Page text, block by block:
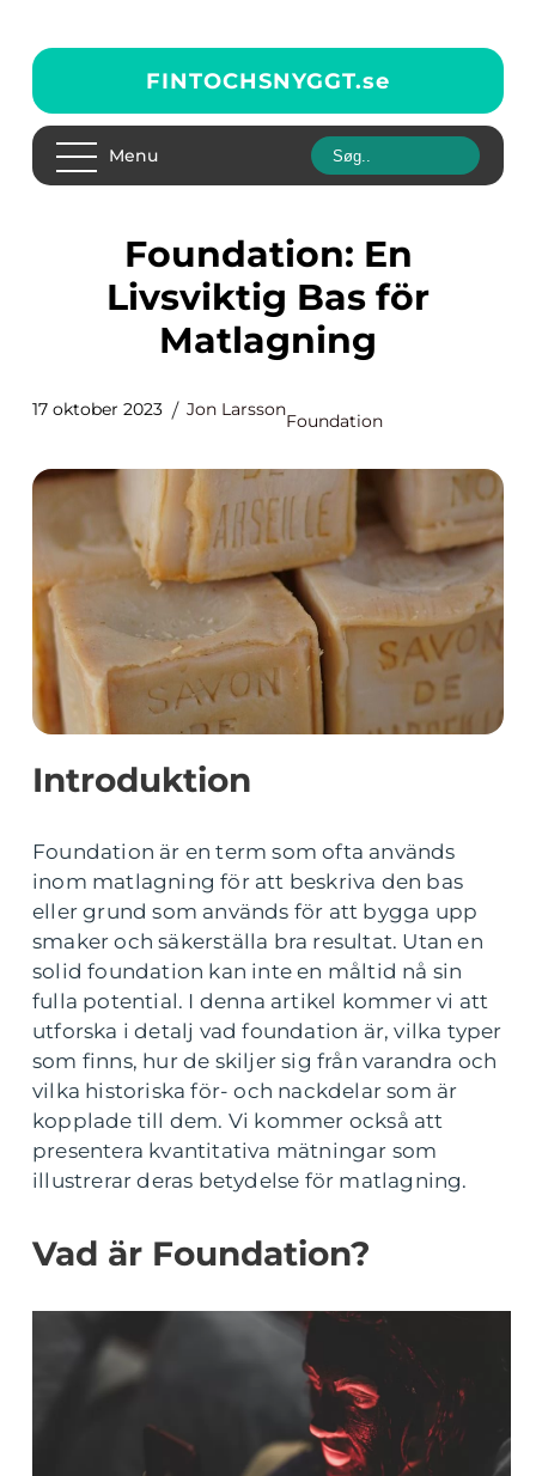
FINTOCHSNYGGT.se
Menu
Foundation: En
Livsviktig Bas för
Matlagning
17 oktober 2023 Jon Larsson
Foundation
Introduktion
Foundation är en term som ofta används
inom matlagning för att beskriva den bas
eller grund som används för att bygga upp
smaker och säkerställa bra resultat. Utan en
solid foundation kan inte en måltid nå sin
fulla potential. I denna artikel kommer vi att
utforska i detalj vad foundation är, vilka typer
som finns, hur de skiljer sig från varandra och
vilka historiska för- och nackdelar som är
kopplade till dem. Vi kommer också att
presentera kvantitativa mätningar som
illustrerar deras betydelse för matlagning.
Vad är Foundation?